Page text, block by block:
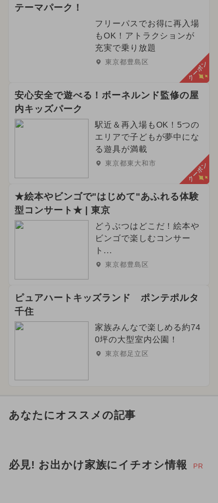
テーマパーク！
フリーパスでお得に再入場
もOK！アトラクションが
充実で乗り放題
東京都豊島区 クーポン
安心安全で遊べる！ボーネルンド監修の屋
内キッズパーク
駅近＆再入場もOK！5つの
エリアで子どもが夢中にな
る遊具が満載
東京都東大和市 クーポン
★絵本やビンゴで"はじめて"あふれる体験
型コンサート★ | 東京
どうぶつはどこだ！絵本や
ビンゴで楽しむコンサー
ト...
東京都豊島区
ピュアハートキッズランド ポンテポルタ
千住
家族みんなで楽しめる約74
0坪の大型室内公園！
東京都足立区
あなたにオススメの記事
必見! お出かけ家族にイチオシ情報 PR